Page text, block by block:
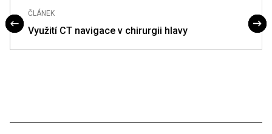
ČLÁNEK
Využití CT navigace v chirurgii hlavy